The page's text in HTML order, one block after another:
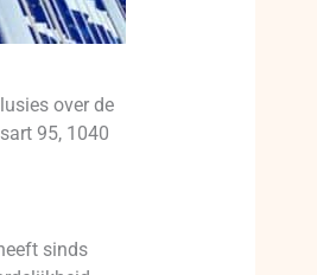
over de
95, 1040
sinds